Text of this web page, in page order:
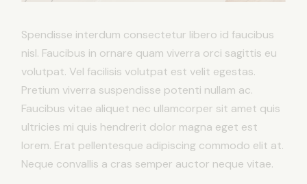
Spendisse interdum consectetur libero id faucibus
nisl. Faucibus in ornare quam viverra orci sagittis eu
volutpat. Vel facilisis volutpat est velit egestas.
Pretium viverra suspendisse potenti nullam ac.
Faucibus vitae aliquet nec ullamcorper sit amet quis
ultricies mi quis hendrerit dolor magna eget est
lorem. Erat pellentesque adipiscing commodo elit at.
Neque convallis a cras semper auctor neque vitae.